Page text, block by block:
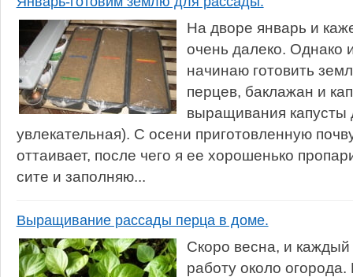
На дворе январь и
очень далеко. Однако
начинаю готовить
перцев, баклажан и
выращивания капусты
увлекательная). С осени приготовленную
оттаивает, после чего я ее хорошенько
сите и заполняю...
Выращивание рассады перца в доме.
Скоро весна, и каждый
работу около